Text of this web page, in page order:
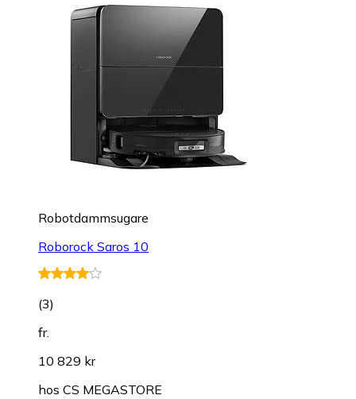
Robotdammsugare
Roborock Saros 10
(3)
fr.
10 829 kr
hos CS MEGASTORE